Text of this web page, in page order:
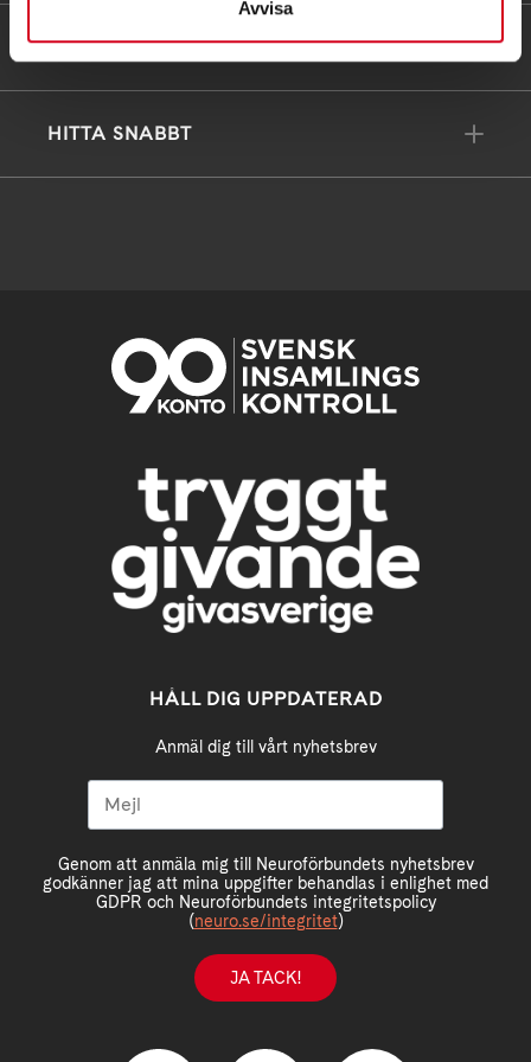
Avvisa
FÖR MEDLEMMAR
HITTA SNABBT
HÅLL DIG UPPDATERAD
Anmäl dig till vårt nyhetsbrev
Genom att anmäla mig till Neuroförbundets nyhetsbrev
godkänner jag att mina uppgifter behandlas i enlighet med
GDPR och Neuroförbundets integritetspolicy
(neuro.se/integritet)
JA TACK!